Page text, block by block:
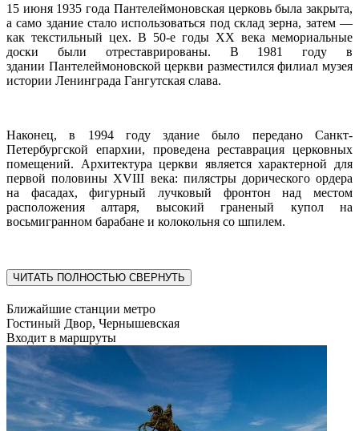
15 июня 1935 года Пантелеймоновская церковь была закрыта,
а само здание стало использоваться под склад зерна, затем —
как текстильный цех. В 50-е годы XX века мемориальные
доски были отреставрированы. В 1981 году в
здании Пантелеймоновской церкви разместился филиал музея
истории Ленинграда Гангутская слава.
Наконец, в 1994 году здание было передано Санкт-
Петербургской епархии, проведена реставрация церковных
помещений. Архитектура церкви является характерной для
первой половины XVIII века: пилястры дорического ордера
на фасадах, фигурный лучковый фронтон над местом
расположения алтаря, высокий граненый купол на
восьмигранном барабане и колокольня со шпилем.
ЧИТАТЬ ПОЛНОСТЬЮ СВЕРНУТЬ
Ближайшие станции метро
Гостиный Двор, Чернышевская
Входит в маршруты